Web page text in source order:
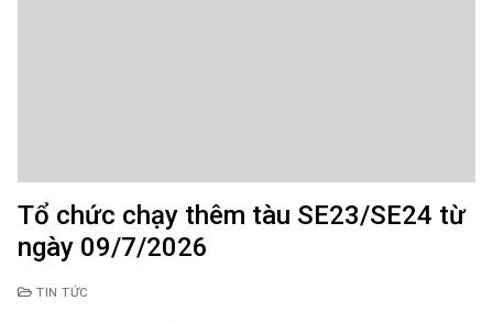
Tổ chức chạy thêm tàu SE23/SE24 từ
ngày 09/7/2026
TIN TỨC